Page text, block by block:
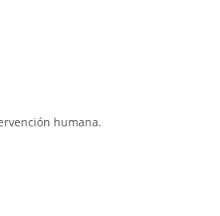
humana.